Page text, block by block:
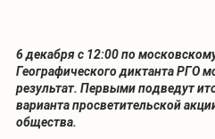
6 декабря с 12:00 по
Географического диктанта РГО
результат. Первыми подведут
варианта просветительской
общества.